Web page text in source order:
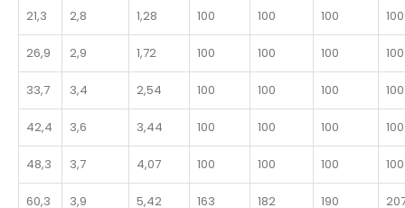
21,3 2,8 1,28 100 100 100 100
26,9 2,9 1,72 100 100 100 100
33,7 3,4 2,54 100 100 100 100
42,4 3,6 3,44 100 100 100 100
48,3 3,7 4,07 100 100 100 100
60,3 3,9 5,42 163 182 190